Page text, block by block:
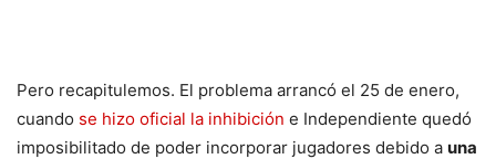
Pero recapitulemos. El problema arrancó el 25 de enero,
cuando se hizo oficial la inhibición e Independiente quedó
imposibilitado de poder incorporar jugadores debido a una